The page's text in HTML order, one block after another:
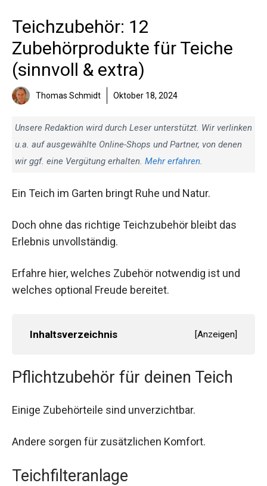
Teichzubehör: 12
Zubehörprodukte für Teiche
(sinnvoll & extra)
Thomas Schmidt Oktober 18, 2024
Unsere Redaktion wird durch Leser unterstützt. Wir verlinken
u.a. auf ausgewählte Online-Shops und Partner, von denen
wir ggf. eine Vergütung erhalten. Mehr erfahren.
Ein Teich im Garten bringt Ruhe und Natur.
Doch ohne das richtige Teichzubehör bleibt das
Erlebnis unvollständig.
Erfahre hier, welches Zubehör notwendig ist und
welches optional Freude bereitet.
Inhaltsverzeichnis [Anzeigen]
Pflichtzubehör für deinen Teich
Einige Zubehörteile sind unverzichtbar.
Andere sorgen für zusätzlichen Komfort.
Teichfilteranlage